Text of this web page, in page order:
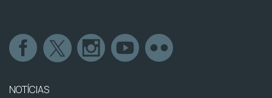
NOTÍCIAS